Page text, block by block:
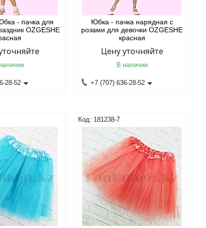
- пачка для
OZGESHE
28-52
Юбка - пачка нарядная с
розами для девочки OZGESHE
красная
Цену уточняйте
В наличии
+7 (707) 636-28-52
181238-7